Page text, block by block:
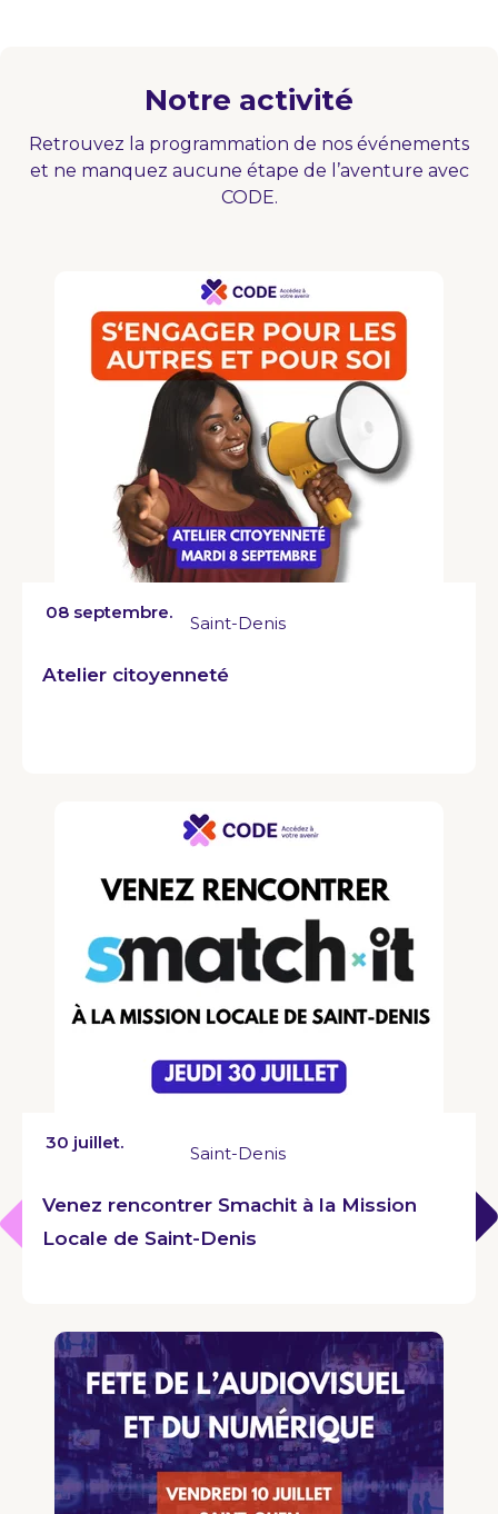
Notre activité
Retrouvez la programmation de nos événements
et ne manquez aucune étape de l’aventure avec
CODE.
08 septembre.
Saint-Denis
Atelier citoyenneté
30 juillet.
Saint-Denis
Venez rencontrer Smachit à la Mission
Locale de Saint-Denis